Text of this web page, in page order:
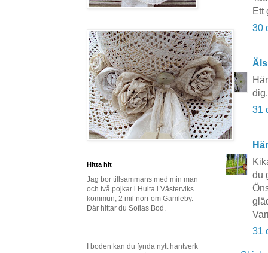
Ett
30
31
du
31
Hitta hit
Jag bor tillsammans med min man
och två pojkar i Hulta i Västerviks
kommun, 2 mil norr om Gamleby.
Där hittar du Sofias Bod.
I boden kan du fynda nytt hantverk